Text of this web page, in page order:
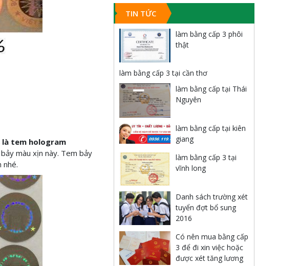
là tem hologram
màu xịn này. Tem bảy
nhé.
TIN TỨC
làm bằng cấp 3 phôi
thật
làm bằng cấp 3 tại cần thơ
làm bằng cấp tại Thái
Nguyên
làm bằng cấp tại kiên
giang
làm bằng cấp 3 tại
vĩnh long
Danh sách trường xét
tuyển đợt bổ sung
2016
Có nên mua bằng cấp
3 để đi xin việc hoặc
được xét tăng lương